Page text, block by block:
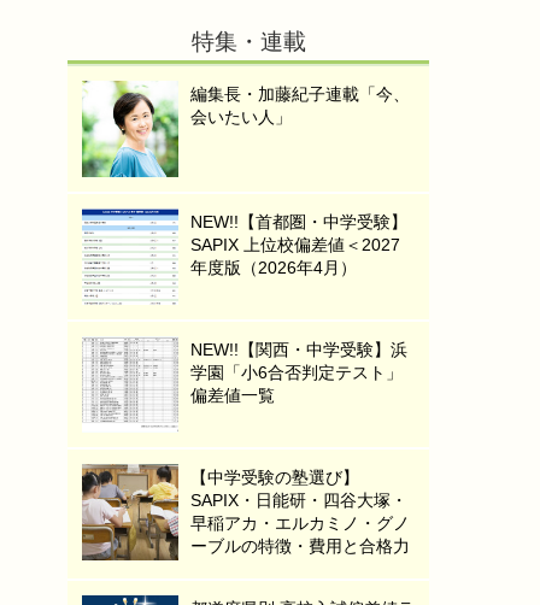
特集・連載
編集長・加藤紀子連載「今、
会いたい人」
NEW!!【首都圏・中学受験】
SAPIX 上位校偏差値＜2027
年度版（2026年4月）
NEW!!【関西・中学受験】浜
学園「小6合否判定テスト」
偏差値一覧
【中学受験の塾選び】
SAPIX・日能研・四谷大塚・
早稲アカ・エルカミノ・グノ
ーブルの特徴・費用と合格力